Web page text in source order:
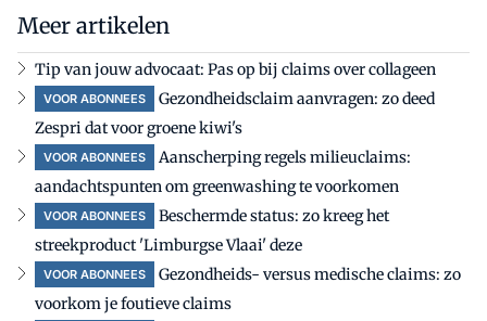
Meer artikelen
Tip van jouw advocaat: Pas op bij claims over collageen
VOOR ABONNEES
Gezondheidsclaim aanvragen: zo deed
Zespri dat voor groene kiwi's
VOOR ABONNEES
Aanscherping regels milieuclaims:
aandachtspunten om greenwashing te voorkomen
VOOR ABONNEES
Beschermde status: zo kreeg het
streekproduct 'Limburgse Vlaai' deze
VOOR ABONNEES
Gezondheids- versus medische claims: zo
voorkom je foutieve claims